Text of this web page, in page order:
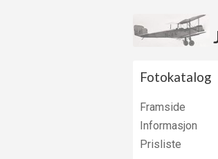
Fotokatalog
Framside
Informasjon
Prisliste